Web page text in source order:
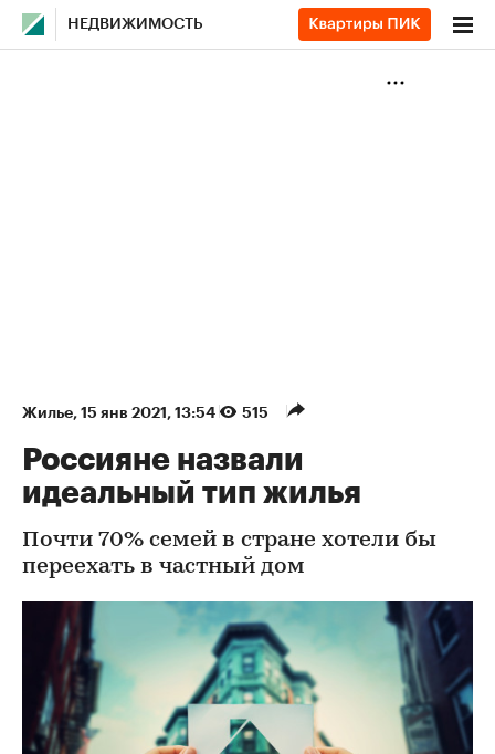
НЕДВИЖИМОСТЬ
Жилье⁠, 15 янв 2021, 13:54 515
Россияне назвали
идеальный тип жилья
Почти 70% семей в стране хотели бы
переехать в частный дом